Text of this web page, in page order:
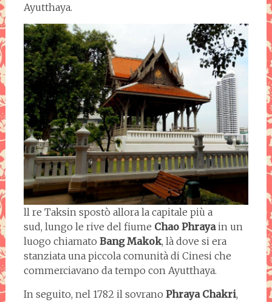
Ayutthaya.
ll re Taksin spostò allora la capitale più a
sud, lungo le rive del fiume Chao Phrayain un
luogo chiamato Bang Makok, là dove si era
stanziata una piccola comunità di Cinesi che
commerciavano da tempo con Ayutthaya.
In seguito, nel 1782 il sovrano Phraya Chakri,